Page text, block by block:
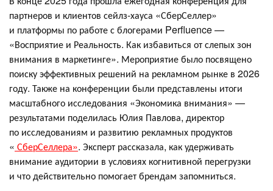
партнеров и клиентов сейлз-хауса «СберСеллер»
и платформы по работе с блогерами Perfluence —
«Восприятие и Реальность. Как избавиться от слепых зон
внимания в маркетинге». Мероприятие было посвящено
поиску эффективных решений на рекламном рынке в 2026
году. Также на конференции были представлены итоги
масштабного исследования «Экономика внимания» —
результатами поделилась Юлия Павлова, директор
по исследованиям и развитию рекламных продуктов
« СберСеллера». Эксперт рассказала, как удерживать
внимание аудитории в условиях когнитивной перегрузки
и что действительно помогает брендам запомниться.